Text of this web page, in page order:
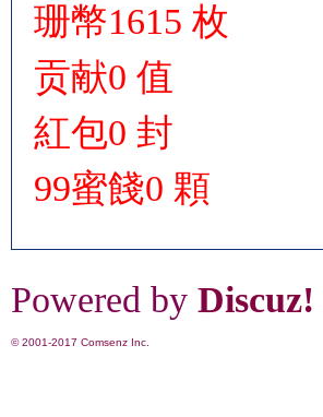
珊幣1615 枚
贡献0 值
紅包0 封
99蜜餞0 顆
Powered by Discuz!
© 2001-2017 Comsenz Inc.